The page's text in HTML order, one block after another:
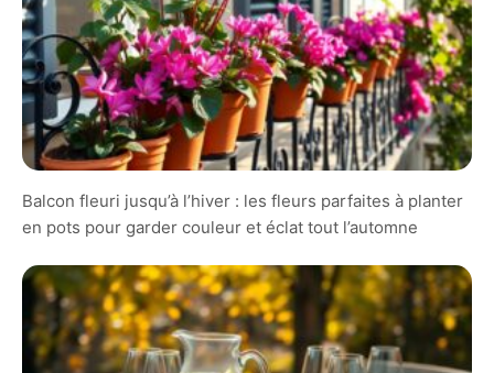
Balcon fleuri jusqu’à l’hiver : les fleurs parfaites à planter
en pots pour garder couleur et éclat tout l’automne